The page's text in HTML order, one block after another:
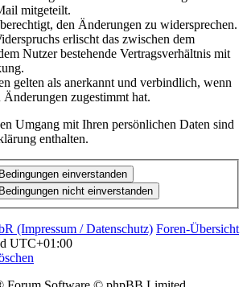
mitgeteilt.
den Änderungen zu widersprechen.
erlischt das zwischen dem
Nutzer bestehende Vertragsverhältnis mit
gelten als anerkannt und verbindlich, wenn
zugestimmt hat.
Umgang mit Ihren persönlichen Daten sind
enthalten.
(Impressum / Datenschutz) Foren-Übersicht
UTC+01:00